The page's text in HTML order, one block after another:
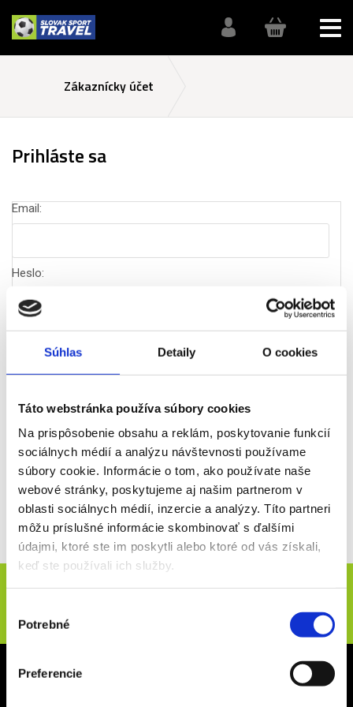
Súhlas Detaily O cookies
Táto webstránka používa súbory cookies
Na prispôsobenie obsahu a reklám, poskytovanie funkcií
sociálnych médií a analýzu návštevnosti používame
súbory cookie. Informácie o tom, ako používate naše
webové stránky, poskytujeme aj našim partnerom v
oblasti sociálnych médií, inzercie a analýzy. Títo partneri
môžu príslušné informácie skombinovať s ďalšími
údajmi, ktoré ste im poskytli alebo ktoré od vás získali,
keď ste používali ich služby.
súhlasu
Potrebné
Preferencie
Zákaznícky účet
Prihláste sa
Email:
Heslo:
Ak nemáte účet, môžete sazaregistrovať.
Prihlásiť sa
Novinky e-mailom
ODOSLAŤ